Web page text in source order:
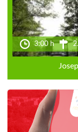
3:00 h